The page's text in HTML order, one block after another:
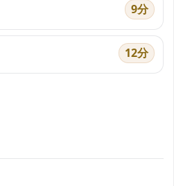
9分
12分